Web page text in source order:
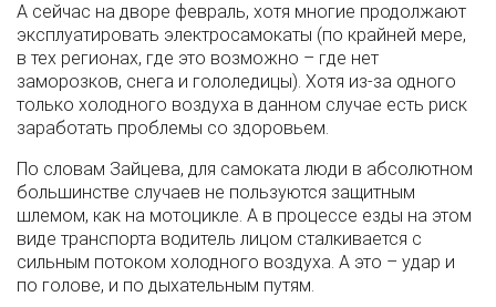
А сейчас на дворе февраль, хотя многие продолжают
эксплуатировать электросамокаты (по крайней мере,
в тех регионах, где это возможно – где нет
заморозков, снега и гололедицы). Хотя из-за одного
только холодного воздуха в данном случае есть риск
заработать проблемы со здоровьем.
По словам Зайцева, для самоката люди в абсолютном
большинстве случаев не пользуются защитным
шлемом, как на мотоцикле. А в процессе езды на этом
виде транспорта водитель лицом сталкивается с
сильным потоком холодного воздуха. А это – удар и
по голове, и по дыхательным путям.